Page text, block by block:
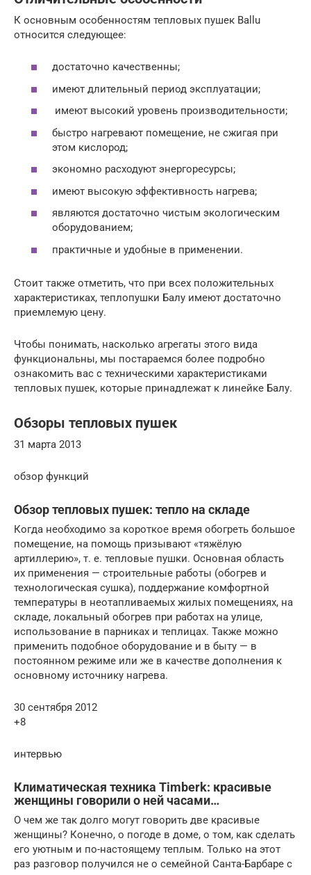
К основным особенностям тепловых пушек Ballu
относится следующее:
достаточно качественны;
имеют длительный период эксплуатации;
имеют высокий уровень производительности;
быстро нагревают помещение, не сжигая при
этом кислород;
экономно расходуют энергоресурсы;
имеют высокую эффективность нагрева;
являются достаточно чистым экологическим
оборудованием;
практичные и удобные в применении.
Стоит также отметить, что при всех положительных
характеристиках, теплопушки Балу имеют достаточно
приемлемую цену.
Чтобы понимать, насколько агрегаты этого вида
функциональны, мы постараемся более подробно
ознакомить вас с техническими характеристиками
тепловых пушек, которые принадлежат к линейке Балу.
Обзоры тепловых пушек
31 марта 2013
обзор функций
Обзор тепловых пушек: тепло на складе
Когда необходимо за короткое время обогреть большое
помещение, на помощь призывают «тяжёлую
артиллерию», т. е. тепловые пушки. Основная область
их применения — строительные работы (обогрев и
технологическая сушка), поддержание комфортной
температуры в неотапливаемых жилых помещениях, на
складе, локальный обогрев при работах на улице,
использование в парниках и теплицах. Также можно
применить подобное оборудование и в быту — в
постоянном режиме или же в качестве дополнения к
основному источнику нагрева.
30 сентября 2012
+8
интервью
Климатическая техника Timberk: красивые
женщины говорили о ней часами…
О чем же так долго могут говорить две красивые
женщины? Конечно, о погоде в доме, о том, как сделать
его уютным и по-настоящему теплым. Только на этот
раз разговор получился не о семейной Санта-Барбаре с